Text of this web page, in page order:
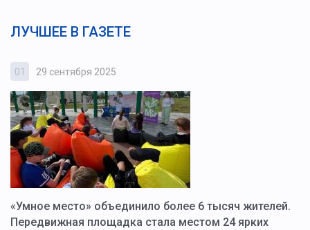
ЛУЧШЕЕ В ГАЗЕТЕ
01 29 сентября 2025
«Умное место» объединило более 6 тысяч жителей.
Передвижная площадка стала местом 24 ярких